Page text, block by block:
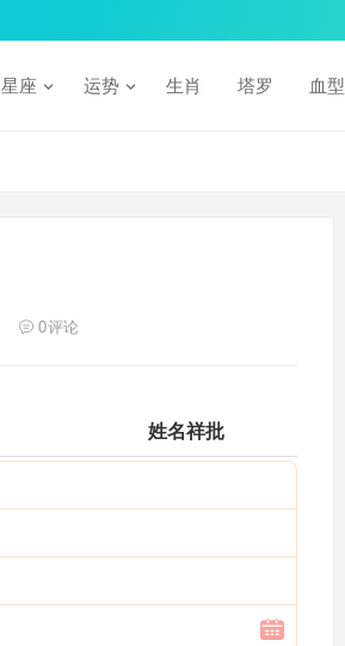
星座 运势 生肖 塔罗 血型
0评论
姓名祥批